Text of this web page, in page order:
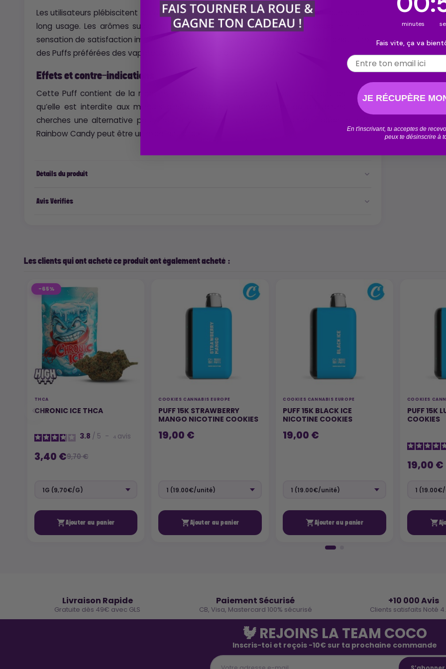
Les utilisateurs plébiscitent la Puff 15k Rainbow Candy pour son goût authentique et son
long usage. Les arômes sucrés et fruités, semblables à des bonbons, apportent une
sensation de satisfaction immédiate. Grâce à sa durée de vie exceptionnelle, c’est l'une
des Puffs préférées des vapoteurs à la recherche de gourmandise.
Effets et contre-indications
Cette Puff contient de la nicotine, une substance addictive. Il est important de noter
qu’elle est interdite aux mineurs ainsi qu’aux femmes enceintes ou allaitantes. Si tu
cherches une alternative pour réduire ou arrêter ta consommation de tabac, la Puff
Rainbow Candy peut être un excellent choix.
Détails du produit
Avis Vérifiés
Les clients qui ont acheté ce produit ont également acheté :
-65%
THCA
CHRONIC ICE THCA
3.8 / 5 - 4 avis
3,40 €9,70 €
Ajouter au panier
COOKIES CANNABIS EUROPE
PUFF 15K STRAWBERRY
MANGO NICOTINE COOKIES
19,00 €
Ajouter au panier
COOKIES CANNABIS EUROPE
PUFF 15K BLACK ICE
NICOTINE COOKIES
19,00 €
Ajouter au panier
COOKIES
PUFF 15K
COOKIES
19,00 €

Livraison Rapide
Gratuite dès 49€ avec GLS
Paiement Sécurisé
CB, Visa, Mastercard 100% sécurisé
+10 000 Avis
Clients satisfaits Noté
🐓 REJOINS LA TEAM COCO
Inscris-toi et reçois -10€ sur ta prochaine commande
minutes
Fais vite, ça va
Email
JE RÉCUPÈRE
En t'inscrivant, tu acceptes de
peux te désinscrire à